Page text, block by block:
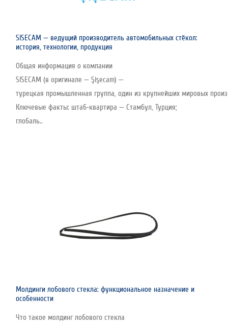
SISECAM — ведущий производитель автомобильных стёкол:
история, технологии, продукция
Общая информация о компании
SISECAM (в оригинале — Şişecam) —
турецкая промышленная группа, один из крупнейших мировых
Ключевые факты: штаб‑квартира — Стамбул, Турция;
глобаль..
Молдинги лобового стекла: функциональное назначение и
особенности
Что такое молдинг лобового стекла